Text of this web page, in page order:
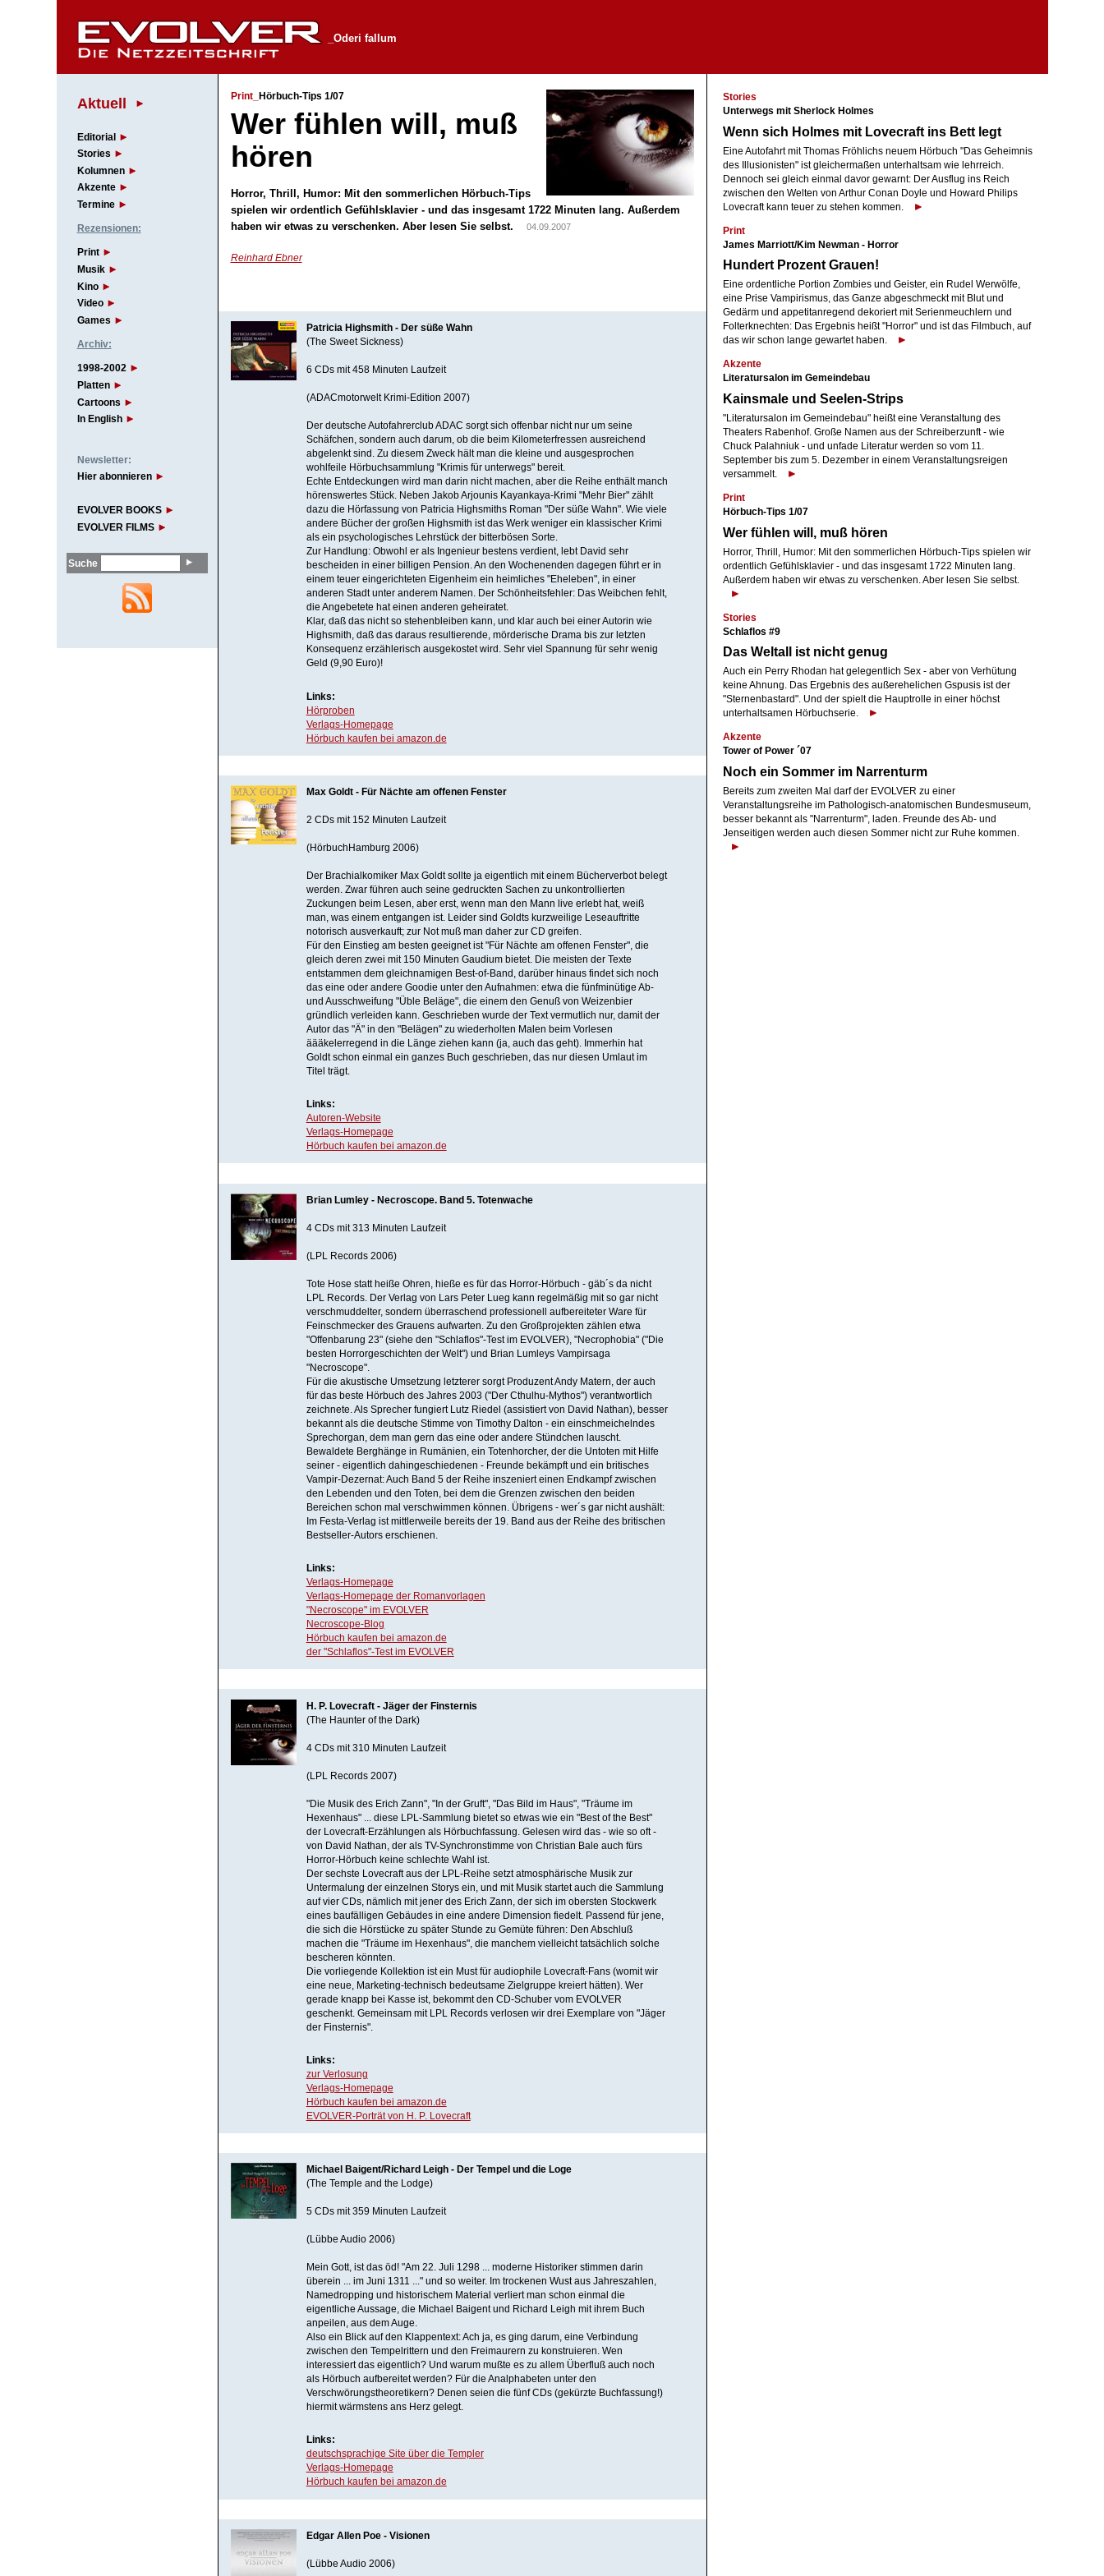
_Oderi fallum
Aktuell
Editorial
Stories
Kolumnen
Akzente
Termine
Rezensionen:
Print
Musik
Kino
Video
Games
Archiv:
1998-2002
Platten
Cartoons
In English
Newsletter:
Hier abonnieren
EVOLVER BOOKS
EVOLVER FILMS
Suche
Print_ Hörbuch-Tips 1/07
Wer fühlen will, muß
hören
Horror, Thrill, Humor: Mit den sommerlichen Hörbuch-Tips
spielen wir ordentlich Gefühlsklavier - und das insgesamt 1722 Minuten lang. Außerdem
haben wir etwas zu verschenken. Aber lesen Sie selbst.
04.09.2007
Reinhard Ebner
Patricia Highsmith - Der süße Wahn
(The Sweet Sickness)
6 CDs mit 458 Minuten Laufzeit
(ADACmotorwelt Krimi-Edition 2007)
Der deutsche Autofahrerclub ADAC sorgt sich offenbar nicht nur um seine
Schäfchen, sondern auch darum, ob die beim Kilometerfressen ausreichend
abgelenkt sind. Zu diesem Zweck hält man die kleine und ausgesprochen
wohlfeile Hörbuchsammlung "Krimis für unterwegs" bereit.
Echte Entdeckungen wird man darin nicht machen, aber die Reihe enthält manch
hörenswertes Stück. Neben Jakob Arjounis Kayankaya-Krimi "Mehr Bier" zählt
dazu die Hörfassung von Patricia Highsmiths Roman "Der süße Wahn". Wie viele
andere Bücher der großen Highsmith ist das Werk weniger ein klassischer Krimi
als ein psychologisches Lehrstück der bitterbösen Sorte.
Zur Handlung: Obwohl er als Ingenieur bestens verdient, lebt David sehr
bescheiden in einer billigen Pension. An den Wochenenden dagegen führt er in
einem teuer eingerichteten Eigenheim ein heimliches "Eheleben", in einer
anderen Stadt unter anderem Namen. Der Schönheitsfehler: Das Weibchen fehlt,
die Angebetete hat einen anderen geheiratet.
Klar, daß das nicht so stehenbleiben kann, und klar auch bei einer Autorin wie
Highsmith, daß das daraus resultierende, mörderische Drama bis zur letzten
Konsequenz erzählerisch ausgekostet wird. Sehr viel Spannung für sehr wenig
Geld (9,90 Euro)!
Links:
Hörproben
Verlags-Homepage
Hörbuch kaufen bei amazon.de
Max Goldt - Für Nächte am offenen Fenster
2 CDs mit 152 Minuten Laufzeit
(HörbuchHamburg 2006)
Der Brachialkomiker Max Goldt sollte ja eigentlich mit einem Bücherverbot belegt
werden. Zwar führen auch seine gedruckten Sachen zu unkontrollierten
Zuckungen beim Lesen, aber erst, wenn man den Mann live erlebt hat, weiß
man, was einem entgangen ist. Leider sind Goldts kurzweilige Leseauftritte
notorisch ausverkauft; zur Not muß man daher zur CD greifen.
Für den Einstieg am besten geeignet ist "Für Nächte am offenen Fenster", die
gleich deren zwei mit 150 Minuten Gaudium bietet. Die meisten der Texte
entstammen dem gleichnamigen Best-of-Band, darüber hinaus findet sich noch
das eine oder andere Goodie unter den Aufnahmen: etwa die fünfminütige Ab-
und Ausschweifung "Üble Beläge", die einem den Genuß von Weizenbier
gründlich verleiden kann. Geschrieben wurde der Text vermutlich nur, damit der
Autor das "Ä" in den "Belägen" zu wiederholten Malen beim Vorlesen
äääkelerregend in die Länge ziehen kann (ja, auch das geht). Immerhin hat
Goldt schon einmal ein ganzes Buch geschrieben, das nur diesen Umlaut im
Titel trägt.
Links:
Autoren-Website
Verlags-Homepage
Hörbuch kaufen bei amazon.de
Brian Lumley - Necroscope. Band 5. Totenwache
4 CDs mit 313 Minuten Laufzeit
(LPL Records 2006)
Tote Hose statt heiße Ohren, hieße es für das Horror-Hörbuch - gäb´s da nicht
LPL Records. Der Verlag von Lars Peter Lueg kann regelmäßig mit so gar nicht
verschmuddelter, sondern überraschend professionell aufbereiteter Ware für
Feinschmecker des Grauens aufwarten. Zu den Großprojekten zählen etwa
"Offenbarung 23" (siehe den "Schlaflos"-Test im EVOLVER), "Necrophobia" ("Die
besten Horrorgeschichten der Welt") und Brian Lumleys Vampirsaga
"Necroscope".
Für die akustische Umsetzung letzterer sorgt Produzent Andy Matern, der auch
für das beste Hörbuch des Jahres 2003 ("Der Cthulhu-Mythos") verantwortlich
zeichnete. Als Sprecher fungiert Lutz Riedel (assistiert von David Nathan), besser
bekannt als die deutsche Stimme von Timothy Dalton - ein einschmeichelndes
Sprechorgan, dem man gern das eine oder andere Stündchen lauscht.
Bewaldete Berghänge in Rumänien, ein Totenhorcher, der die Untoten mit Hilfe
seiner - eigentlich dahingeschiedenen - Freunde bekämpft und ein britisches
Vampir-Dezernat: Auch Band 5 der Reihe inszeniert einen Endkampf zwischen
den Lebenden und den Toten, bei dem die Grenzen zwischen den beiden
Bereichen schon mal verschwimmen können. Übrigens - wer´s gar nicht aushält:
Im Festa-Verlag ist mittlerweile bereits der 19. Band aus der Reihe des britischen
Bestseller-Autors erschienen.
Links:
Verlags-Homepage
Verlags-Homepage der Romanvorlagen
"Necroscope" im EVOLVER
Necroscope-Blog
Hörbuch kaufen bei amazon.de
der "Schlaflos"-Test im EVOLVER
H. P. Lovecraft - Jäger der Finsternis
(The Haunter of the Dark)
4 CDs mit 310 Minuten Laufzeit
(LPL Records 2007)
"Die Musik des Erich Zann", "In der Gruft", "Das Bild im Haus", "Träume im
Hexenhaus" ... diese LPL-Sammlung bietet so etwas wie ein "Best of the Best"
der Lovecraft-Erzählungen als Hörbuchfassung. Gelesen wird das - wie so oft -
von David Nathan, der als TV-Synchronstimme von Christian Bale auch fürs
Horror-Hörbuch keine schlechte Wahl ist.
Der sechste Lovecraft aus der LPL-Reihe setzt atmosphärische Musik zur
Untermalung der einzelnen Storys ein, und mit Musik startet auch die Sammlung
auf vier CDs, nämlich mit jener des Erich Zann, der sich im obersten Stockwerk
eines baufälligen Gebäudes in eine andere Dimension fiedelt. Passend für jene,
die sich die Hörstücke zu später Stunde zu Gemüte führen: Den Abschluß
machen die "Träume im Hexenhaus", die manchem vielleicht tatsächlich solche
bescheren könnten.
Die vorliegende Kollektion ist ein Must für audiophile Lovecraft-Fans (womit wir
eine neue, Marketing-technisch bedeutsame Zielgruppe kreiert hätten). Wer
gerade knapp bei Kasse ist, bekommt den CD-Schuber vom EVOLVER
geschenkt. Gemeinsam mit LPL Records verlosen wir drei Exemplare von "Jäger
der Finsternis".
Links:
zur Verlosung
Verlags-Homepage
Hörbuch kaufen bei amazon.de
EVOLVER-Porträt von H. P. Lovecraft
Michael Baigent/Richard Leigh - Der Tempel und die Loge
(The Temple and the Lodge)
5 CDs mit 359 Minuten Laufzeit
(Lübbe Audio 2006)
Mein Gott, ist das öd! "Am 22. Juli 1298 ... moderne Historiker stimmen darin
überein ... im Juni 1311 ..." und so weiter. Im trockenen Wust aus Jahreszahlen,
Namedropping und historischem Material verliert man schon einmal die
eigentliche Aussage, die Michael Baigent und Richard Leigh mit ihrem Buch
anpeilen, aus dem Auge.
Also ein Blick auf den Klappentext: Ach ja, es ging darum, eine Verbindung
zwischen den Tempelrittern und den Freimaurern zu konstruieren. Wen
interessiert das eigentlich? Und warum mußte es zu allem Überfluß auch noch
als Hörbuch aufbereitet werden? Für die Analphabeten unter den
Verschwörungstheoretikern? Denen seien die fünf CDs (gekürzte Buchfassung!)
hiermit wärmstens ans Herz gelegt.
Links:
deutschsprachige Site über die Templer
Verlags-Homepage
Hörbuch kaufen bei amazon.de
Edgar Allen Poe - Visionen
(Lübbe Audio 2006)
Stories
Unterwegs mit Sherlock Holmes
Wenn sich Holmes mit Lovecraft ins Bett legt
Eine Autofahrt mit Thomas Fröhlichs neuem Hörbuch "Das Geheimnis
des Illusionisten" ist gleichermaßen unterhaltsam wie lehrreich.
Dennoch sei gleich einmal davor gewarnt: Der Ausflug ins Reich
zwischen den Welten von Arthur Conan Doyle und Howard Philips
Lovecraft kann teuer zu stehen kommen.
Print
James Marriott/Kim Newman - Horror
Hundert Prozent Grauen!
Eine ordentliche Portion Zombies und Geister, ein Rudel Werwölfe,
eine Prise Vampirismus, das Ganze abgeschmeckt mit Blut und
Gedärm und appetitanregend dekoriert mit Serienmeuchlern und
Folterknechten: Das Ergebnis heißt "Horror" und ist das Filmbuch, auf
das wir schon lange gewartet haben.
Akzente
Literatursalon im Gemeindebau
Kainsmale und Seelen-Strips
"Literatursalon im Gemeindebau" heißt eine Veranstaltung des
Theaters Rabenhof. Große Namen aus der Schreiberzunft - wie
Chuck Palahniuk - und unfade Literatur werden so vom 11.
September bis zum 5. Dezember in einem Veranstaltungsreigen
versammelt.
Print
Hörbuch-Tips 1/07
Wer fühlen will, muß hören
Horror, Thrill, Humor: Mit den sommerlichen Hörbuch-Tips spielen wir
ordentlich Gefühlsklavier - und das insgesamt 1722 Minuten lang.
Außerdem haben wir etwas zu verschenken. Aber lesen Sie selbst.
Stories
Schlaflos #9
Das Weltall ist nicht genug
Auch ein Perry Rhodan hat gelegentlich Sex - aber von Verhütung
keine Ahnung. Das Ergebnis des außerehelichen Gspusis ist der
"Sternenbastard". Und der spielt die Hauptrolle in einer höchst
unterhaltsamen Hörbuchserie.
Akzente
Tower of Power ´07
Noch ein Sommer im Narrenturm
Bereits zum zweiten Mal darf der EVOLVER zu einer
Veranstaltungsreihe im Pathologisch-anatomischen Bundesmuseum,
besser bekannt als "Narrenturm", laden. Freunde des Ab- und
Jenseitigen werden auch diesen Sommer nicht zur Ruhe kommen.